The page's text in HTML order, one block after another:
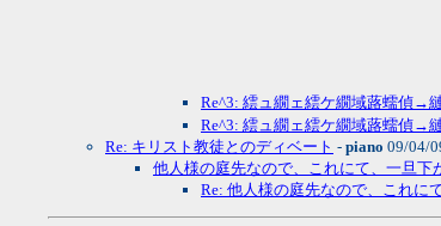
Re^3: 繧ュ繝ェ繧ケ繝域蕗蠕偵
Re^3: 繧ュ繝ェ繧ケ繝域蕗蠕偵
Re: キリスト教徒とのディベート - piano 09/04/
他人様の庭先なので、これにて、一旦下
Re: 他人様の庭先なので、これに